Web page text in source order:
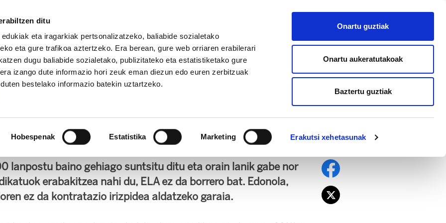
ditu
eta iragarkiak pertsonalizatzeko, baliabide sozialetako
eta gure trafikoa aztertzeko. Era berean, gure web orriaren erabilerari
dugu baliabide sozialetako, publizitateko eta estatistiketako gure
izango dute informazio hori zeuk eman diezun edo euren zerbitzuak
bestelako informazio batekin uztartzeko.
Hobespenak Estatistika Marketing Erakutsi xehetasunak
Onartu guztiak
Onartu aukeratutakoak
Baztertu guztiak
AFILIATU
FUNDAZIOA BIDELAGUN FUNDAZIOA
kontratazio irizpideak aldatzen duen
du
lanpostu baino gehiago suntsitu ditu eta orain lanik gabe nor
erabakitzea nahi du, ELA ez da borrero bat. Edonola,
ez da kontratazio irizpidea aldatzeko garaia.